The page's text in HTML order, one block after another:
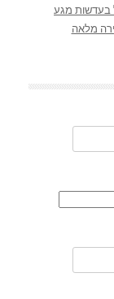
בעדשות מגע
מלאה